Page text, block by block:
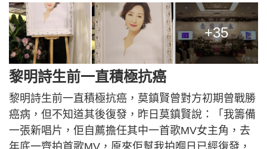
+35
黎明詩生前一直積極抗癌
黎明詩生前一直積極抗癌，莫鎮賢曾對方初期曾戰勝
癌病，但不知道其後復發，昨日莫鎮賢說：「我籌備
一張新唱片，佢自薦擔任其中一首歌MV女主角，去
年底一齊拍首歌MV，原來佢幫我拍嗰日已經復發，